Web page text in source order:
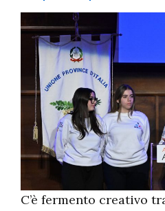
C’è fermento creativo